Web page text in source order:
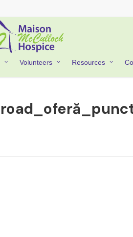
Volunteers Resources